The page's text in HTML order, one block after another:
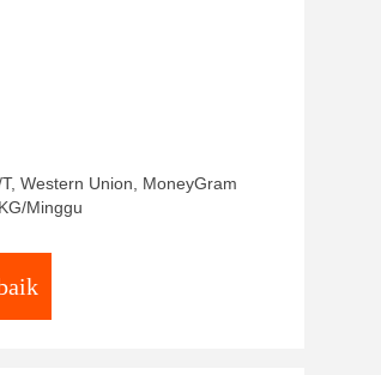
Western Union, MoneyGram
Minggu